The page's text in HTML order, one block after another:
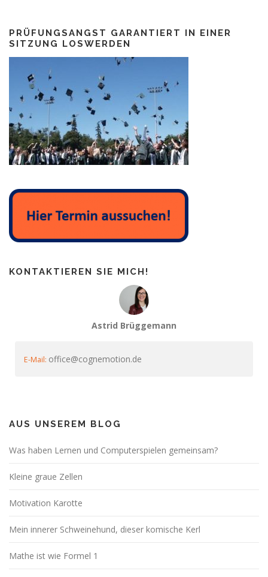
PRÜFUNGSANGST GARANTIERT IN EINER
SITZUNG LOSWERDEN
KONTAKTIEREN SIE MICH!
Astrid Brüggemann
E-Mail: office@cognemotion.de
AUS UNSEREM BLOG
Was haben Lernen und Computerspielen gemeinsam?
Kleine graue Zellen
Motivation Karotte
Mein innerer Schweinehund, dieser komische Kerl
Mathe ist wie Formel 1